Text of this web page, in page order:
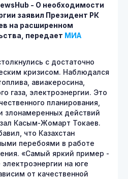
- О необходимости
заявил Президент РК
на расширенном
передает МИА
с достаточно
кризисом. Наблюдался
авиакеросина,
газа, электроэнергии. Это
планирования,
злонамеренных действий
Касым-Жомарт Токаев.
что Казахстан
перебоями в работе
«Самый яркий пример -
на юге
от качественной